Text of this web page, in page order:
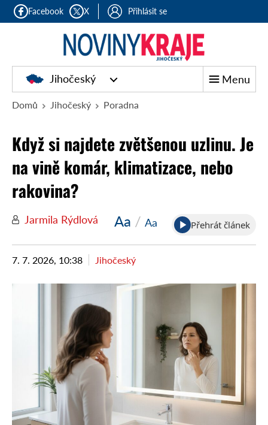
Facebook X Přihlásit se
Jihočeský Menu
Domů Jihočeský Poradna
Když si najdete zvětšenou uzlinu. Je
na vině komár, klimatizace, nebo
rakovina?
Jarmila Rýdlová Aa / Aa Přehrát článek
7. 7. 2026, 10:38 Jihočeský